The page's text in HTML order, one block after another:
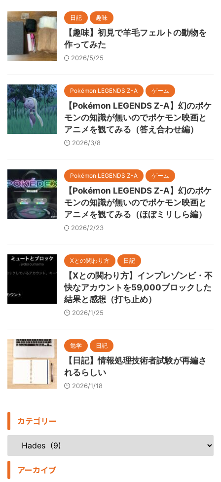
日記 趣味
【趣味】初見で羊毛フェルトの動物を
作ってみた
2026/5/25
Pokémon LEGENDS Z-A ゲーム
【Pokémon LEGENDS Z-A】幻のポケ
モンの知識が無いのでポケモン映画と
アニメを観てみる（答え合わせ編）
2026/3/8
Pokémon LEGENDS Z-A ゲーム
【Pokémon LEGENDS Z-A】幻のポケ
モンの知識が無いのでポケモン映画と
アニメを観てみる（ほぼミリしら編）
2026/2/23
Xとの関わり方 日記
【Xとの関わり方】インプレゾンビ・不
快なアカウントを59,000ブロックした
結果と感想（打ち止め）
2026/1/25
勉学 日記
【日記】情報処理技術者試験が再編さ
れるらしい
2026/1/18
カテゴリー
アーカイブ